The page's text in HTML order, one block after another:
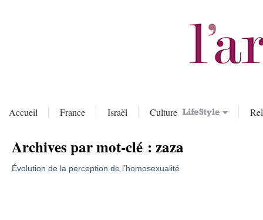
Accueil France Israël Culture
Archives par mot-clé :zaza
Évolution de la perception de l’homosexualité